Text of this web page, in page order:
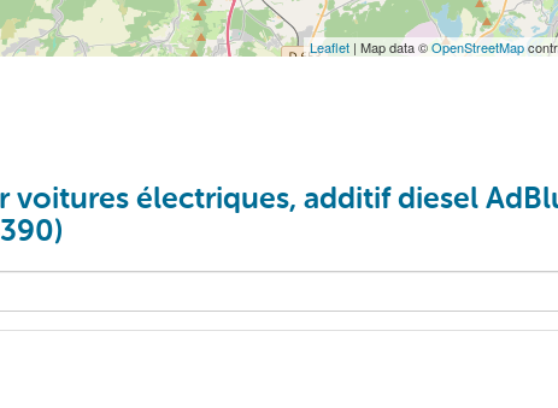
Leaflet | Map data ©OpenStreetMap
voitures électriques, additif diesel